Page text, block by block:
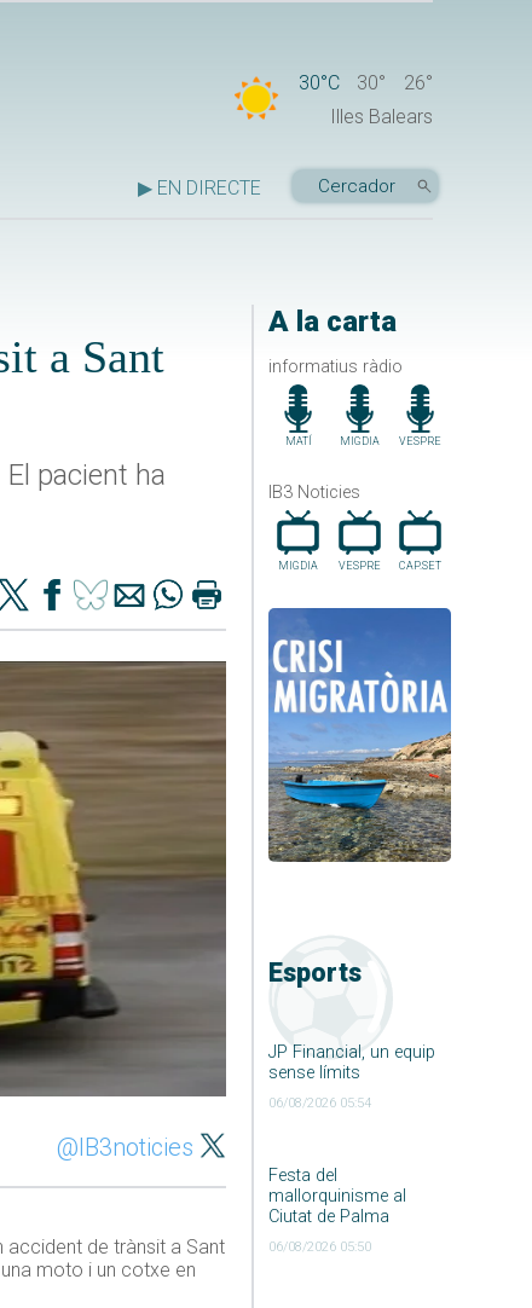
30°C 30°
26°
Illes Balears
▶ EN DIRECTE
A la carta
informatius ràdio
MATÍ MIGDIA VESPRE
IB3 Noticies
MIGDIA VESPRE CAP.SET
Esports
JP Financial, un equip
sense límits
06/08/2026 05:54
Festa del
mallorquinisme al
Ciutat de Palma
06/08/2026 05:50
a Sant
pacient ha
@IB3noticies
accident de trànsit a Sant
moto i un cotxe en